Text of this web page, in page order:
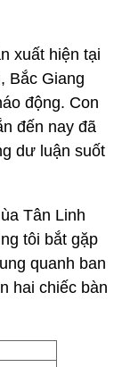
xuất hiện tại
Bắc Giang
động. Con
đến nay đã
dư luận suốt
Tân Linh
tôi bắt gặp
quanh ban
hai chiếc bàn